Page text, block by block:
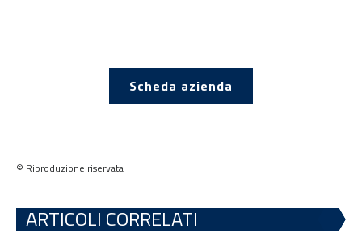
Scheda azienda
© Riproduzione riservata
ARTICOLI CORRELATI